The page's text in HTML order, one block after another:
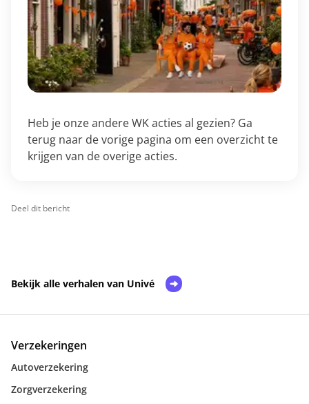
Heb je onze andere WK acties al gezien? Ga
terug naar de vorige pagina om een overzicht te
krijgen van de overige acties.
Deel dit bericht
Bekijk alle verhalen van Univé
Verzekeringen
Autoverzekering
Zorgverzekering